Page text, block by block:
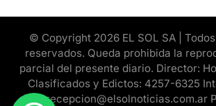
© Copyright 2026 EL SOL SA |
reservados. Queda prohibida la
parcial del presente diario. Director:
Clasificados y Edictos: 4257-6325
recepcion@elsolnoticias.com.ar